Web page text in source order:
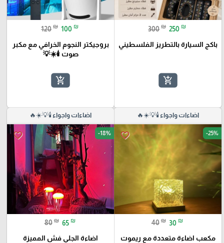
300 ₪ 250 ₪
باكج السيارة بالتطريز الفلسطيني
add_shopping_cart
120 ₪ 100 ₪
بروجيكتر النجوم الخرافي مع مكبر
صوت 🕯️☀️💡
add_shopping_cart
اضاءات واجواء 🕯️💡☀️🔥
favorite_border -25%
40 ₪ 30 ₪
مكعب اضاءة متعددة مع ريموت
اضاءات واجواء 🕯️💡☀️🔥
favorite_border -18%
80 ₪ 65 ₪
اضاءة الجلي فش المميزة